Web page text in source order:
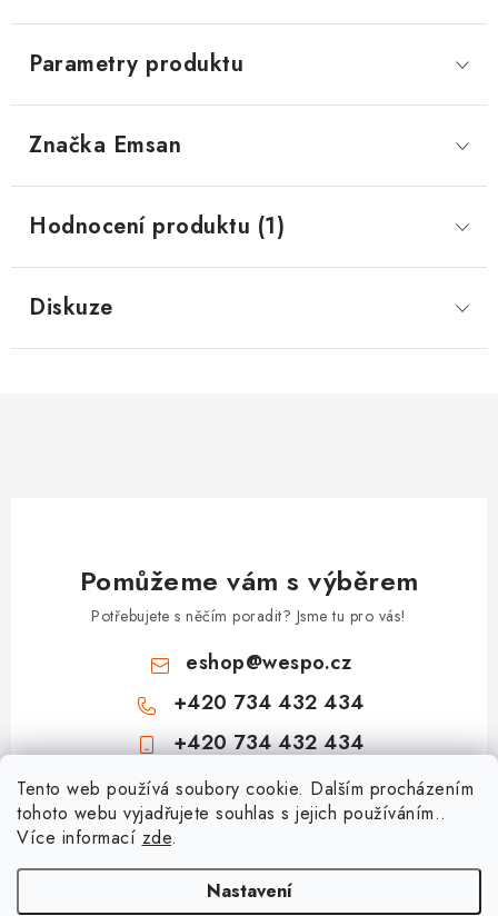
Tento web používá soubory cookie. Dalším procházením
tohoto webu vyjadřujete souhlas s jejich používáním..
Více informací zde.
Nastavení
Parametry produktu
Značka Emsan
Hodnocení produktu (1)
Diskuze
Pomůžeme vám s výběrem
Potřebujete s něčím poradit? Jsme tu pro vás!
eshop@wespo.cz
+420 734 432 434
+420 734 432 434
Informace pro vás